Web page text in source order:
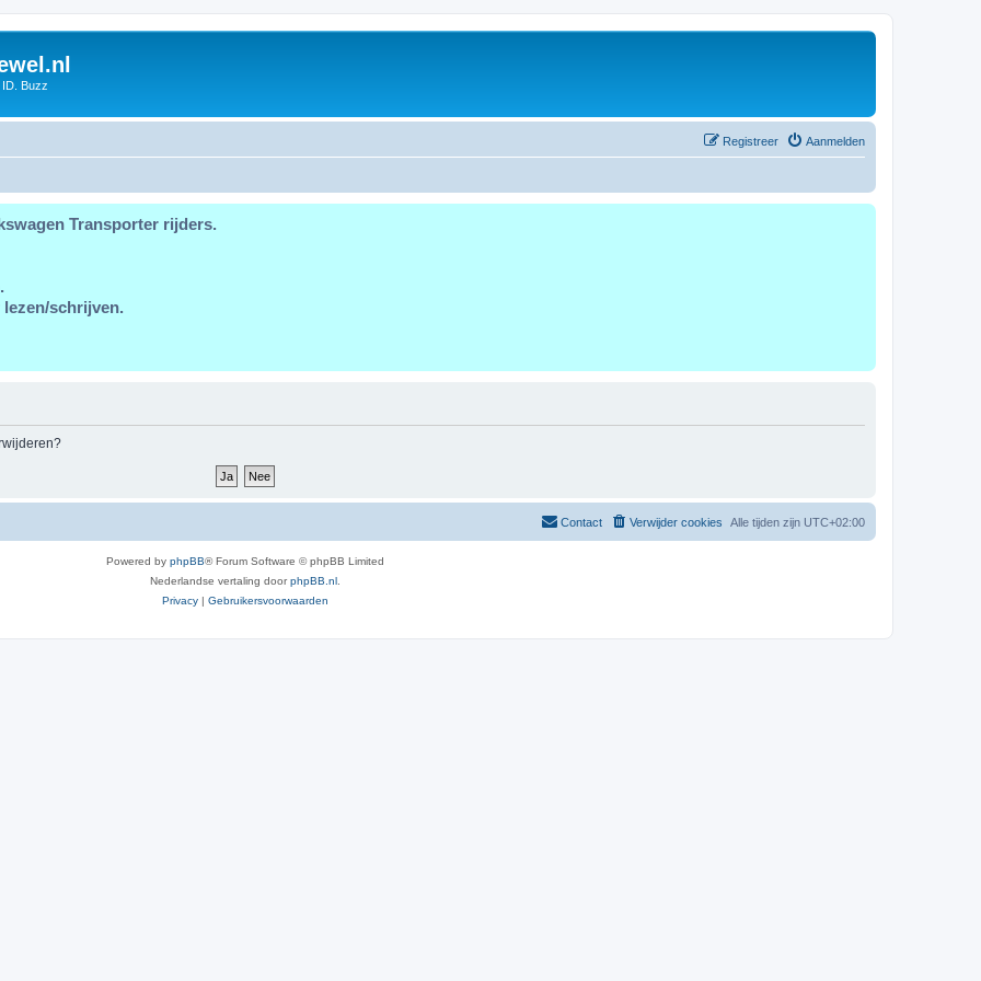
Buzz
Aanmelden
Registreer
Transporter rijders.
schrijven.
Alle tijden zijn UTC+02:00
Verwijder cookies
Contact
Powered by phpBB® Forum Software © phpBB Limited
Nederlandse vertaling doorphpBB.nl
Privacy | Gebruikersvoorwaarden